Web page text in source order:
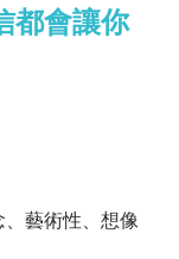
都會讓你
藝術性、想像